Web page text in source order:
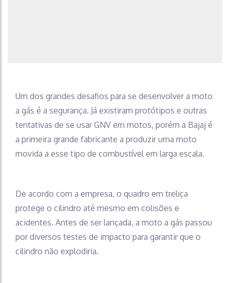
Um dos grandes desafios para se desenvolver a moto
a gás é a segurança. Já existiram protótipos e outras
tentativas de se usar GNV em motos, porém a Bajaj é
a primeira grande fabricante a produzir uma moto
movida a esse tipo de combustível em larga escala.
De acordo com a empresa, o quadro em treliça
protege o cilindro até mesmo em colisões e
acidentes. Antes de ser lançada, a moto a gás passou
por diversos testes de impacto para garantir que o
cilindro não explodiria.